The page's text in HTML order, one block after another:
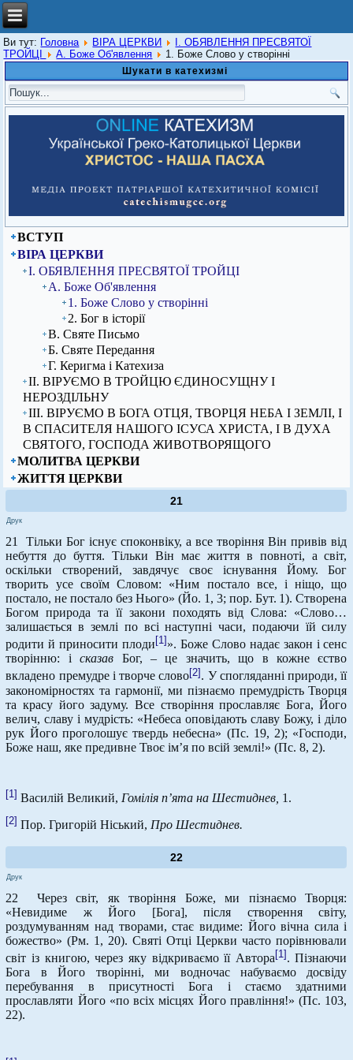
Ви тут: Головна ВІРА ЦЕРКВИ
I. ОБЯВЛЕННЯ ПРЕСВЯТОЇ
ТРОЙЦІ
А. Боже Об'явлення 1. Боже Слово у створінні
Шукати в катехизмі
ВСТУП
ВІРА ЦЕРКВИ
I. ОБЯВЛЕННЯ ПРЕСВЯТОЇ ТРОЙЦІ
А. Боже Об'явлення
1. Боже Слово у створінні
2. Бог в історії
В. Святе Письмо
Б. Святе Передання
Г. Керигма і Катехиза
ІІ. ВІРУЄМО В ТРОЙЦЮ ЄДИНОСУЩНУ І
НЕРОЗДІЛЬНУ
ІІІ. ВІРУЄМО В БОГА ОТЦЯ, ТВОРЦЯ НЕБА І ЗЕМЛІ, І
В СПАСИТЕЛЯ НАШОГО ІСУСА ХРИСТА, І В ДУХА
СВЯТОГО, ГОСПОДА ЖИВОТВОРЯЩОГО
МОЛИТВА ЦЕРКВИ
ЖИТТЯ ЦЕРКВИ
21
Друк
21 Тільки Бог існує споконвіку, а все творіння Він привів від
небуття до буття. Тільки Він має життя в повноті, а світ,
оскільки створений, завдячує своє існування Йому. Бог
творить усе своїм Словом: «Ним постало все, і ніщо, що
постало, не постало без Нього» (Йо. 1, 3; пор. Бут. 1). Створена
Богом природа та її закони походять від Слова: «Слово…
залишається в землі по всі наступні часи, подаючи їй силу
родити й приносити плоди [1] ». Боже Слово надає закон і сенс
творінню: ісказав Бог, – це значить, що в кожне єство
вкладено премудре і творче слово[2]. У спогляданні природи, її
закономірностях та гармонії, ми пізнаємо премудрість Творця
та красу його задуму. Все створіння прославляє Бога, Його
велич, славу і мудрість: «Небеса оповідають славу Божу, і діло
рук Його проголошує твердь небесна» (Пс. 19, 2); «Господи,
Боже наш, яке предивне Твоє ім’я по всій землі!» (Пс. 8, 2).
[1] Василій Великий, Гомілія п’ята на Шестиднев, 1.
[2] Пор. Григорій Ніський, Про Шестиднев.
22
Друк
22 Через світ, як творіння Боже, ми пізнаємо Творця:
«Невидиме ж Його [Бога], після створення світу,
роздумуванням над творами, стає видиме: Його вічна сила і
божество» (Рм. 1, 20). Святі Отці Церкви часто порівнювали
світ із книгою, через яку відкриваємо її Автора [1] . Пізнаючи
Бога в Його творінні, ми водночас набуваємо досвіду
перебування в присутності Бога і стаємо здатними
прославляти Його «по всіх місцях Його правління!» (Пс. 103,
22).